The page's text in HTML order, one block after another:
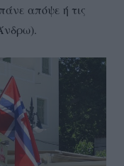
απόψε ή τις